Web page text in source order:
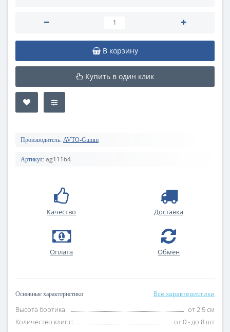
В корзину
Купить в один клик
Производитель: AVTO-Gumm
Артикул: ag11164
Качество Доставка
Оплата Обмен
Основные характеристики Все характеристики
Высота бортика:
от 2.5 см
Количество клипс:
от 0 - до 8 шт